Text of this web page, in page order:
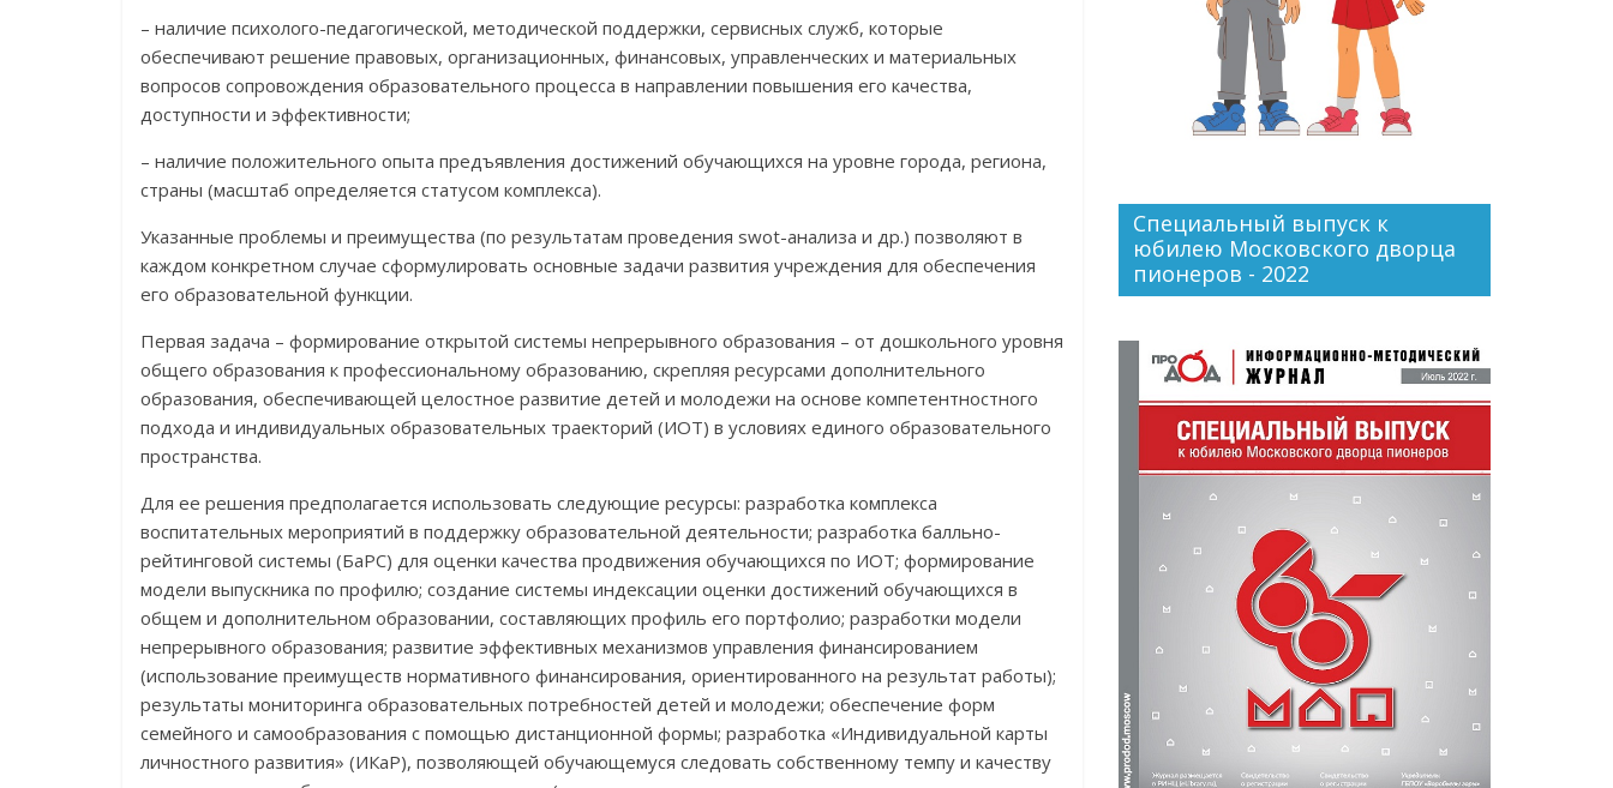
– наличие психолого-педагогической, методической поддержки, сервисных служб, которые
обеспечивают решение правовых, организационных, финансовых, управленческих и материальных
вопросов сопровождения образовательного процесса в направлении повышения его качества,
доступности и эффективности;
– наличие положительного опыта предъявления достижений обучающихся на уровне города, региона,
страны (масштаб определяется статусом комплекса).
Указанные проблемы и преимущества (по результатам проведения swot-анализа и др.) позволяют в
каждом конкретном случае сформулировать основные задачи развития учреждения для обеспечения
его образовательной функции.
Первая задача – формирование открытой системы непрерывного образования – от дошкольного уровня
общего образования к профессиональному образованию, скрепляя ресурсами дополнительного
образования, обеспечивающей целостное развитие детей и молодежи на основе компетентностного
подхода и индивидуальных образовательных траекторий (ИОТ) в условиях единого образовательного
пространства.
Для ее решения предполагается использовать следующие ресурсы: разработка комплекса
воспитательных мероприятий в поддержку образовательной деятельности; разработка балльно-
рейтинговой системы (БаРС) для оценки качества продвижения обучающихся по ИОТ; формирование
модели выпускника по профилю; создание системы индексации оценки достижений обучающихся в
общем и дополнительном образовании, составляющих профиль его портфолио; разработки модели
непрерывного образования; развитие эффективных механизмов управления финансированием
(использование преимуществ нормативного финансирования, ориентированного на результат работы);
результаты мониторинга образовательных потребностей детей и молодежи; обеспечение форм
семейного и самообразования с помощью дистанционной формы; разработка «Индивидуальной карты
личностного развития» (ИКаР), позволяющей обучающемуся следовать собственному темпу и качеству
Специальный выпуск к
юбилею Московского дворца
пионеров - 2022